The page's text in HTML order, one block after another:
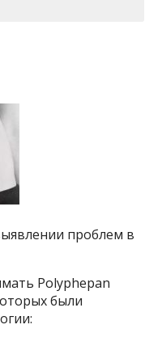
проблем в
Polyphepan
были